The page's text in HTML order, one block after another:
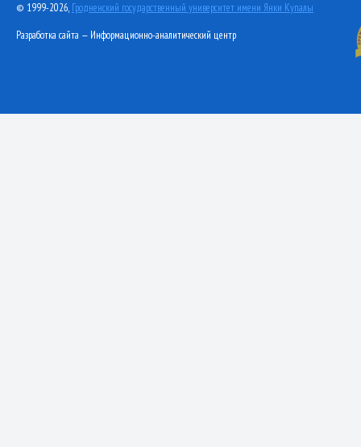
© 1999-2026, Гродненский государственный университет имени Янки Купалы
Разработка сайта — Информационно-аналитический центр